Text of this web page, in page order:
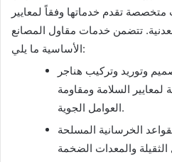
تقدم خدماتها وفقاً لمعايير
تتضمن خدمات مقاول المصانع
الأساسية ما يلي:
وتوريد وتركيب هناجر
السلامة ومقاومة
العوامل الجوية.
الخرسانية المسلحة